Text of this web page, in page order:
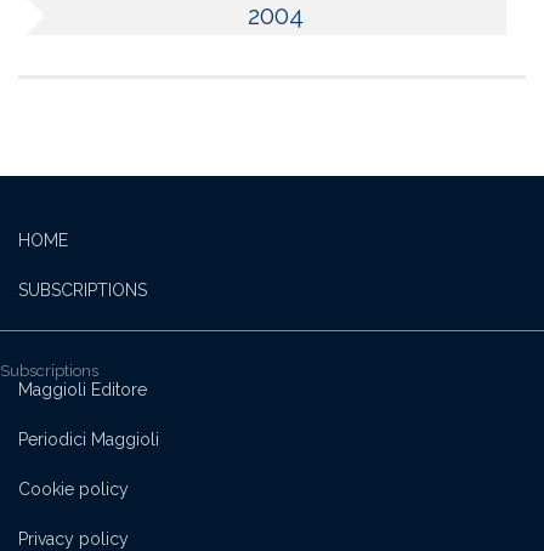
2004
HOME
SUBSCRIPTIONS
Subscriptions
Maggioli Editore
Periodici Maggioli
Cookie policy
Privacy policy